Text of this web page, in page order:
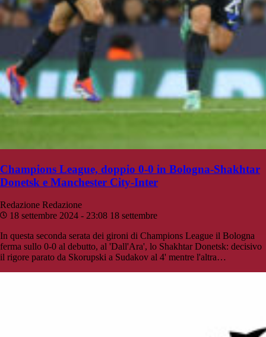
Champions League, doppio 0-0 in Bologna-Shakhtar
Donetsk e Manchester City-Inter
Redazione Redazione
18 settembre 2024 - 23:08 18 settembre
In questa seconda serata dei gironi di Champions League il Bologna
ferma sullo 0-0 al debutto, al 'Dall'Ara', lo Shakhtar Donetsk: decisivo
il rigore parato da Skorupski a Sudakov al 4' mentre l'altra…